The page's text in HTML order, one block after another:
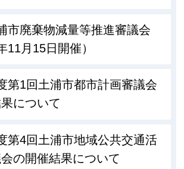
市廃棄物減量等推進審議会
11月15日開催）
第1回土浦市都市計画審議会
について
第4回土浦市地域公共交通活
の開催結果について